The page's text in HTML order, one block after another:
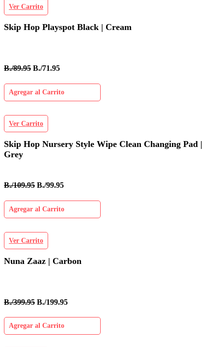
Ver Carrito
Skip Hop Playspot Black | Cream
B./89.95 B./71.95
Agregar al Carrito
Ver Carrito
Skip Hop Nursery Style Wipe Clean Changing Pad |
Grey
B./109.95 B./99.95
Agregar al Carrito
Ver Carrito
Nuna Zaaz | Carbon
B./399.95 B./199.95
Agregar al Carrito